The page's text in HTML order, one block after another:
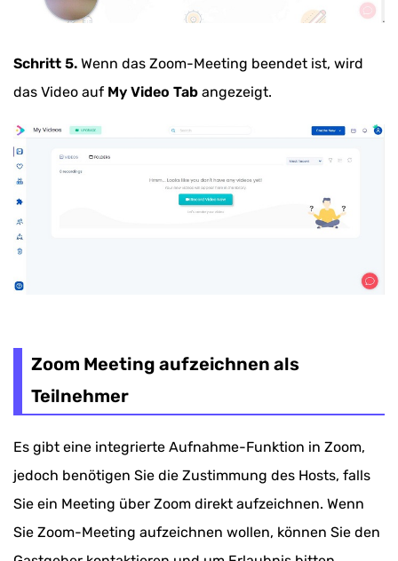
Schritt 5. Wenn das Zoom-Meeting beendet ist, wird
das Video auf My Video Tab angezeigt.
Zoom Meeting aufzeichnen als
Teilnehmer
Es gibt eine integrierte Aufnahme-Funktion in Zoom,
jedoch benötigen Sie die Zustimmung des Hosts, falls
Sie ein Meeting über Zoom direkt aufzeichnen. Wenn
Sie Zoom-Meeting aufzeichnen wollen, können Sie den